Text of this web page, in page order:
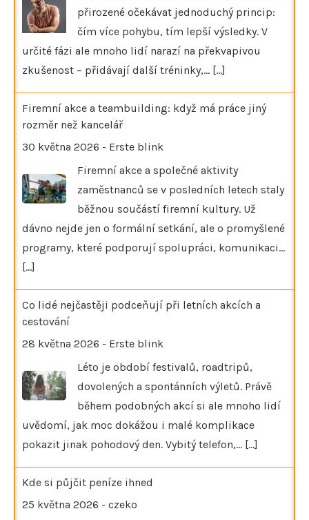
přirozené očekávat jednoduchý princip:
čím více pohybu, tím lepší výsledky. V
určité fázi ale mnoho lidí narazí na překvapivou
zkušenost – přidávají další tréninky,… [...]
Firemní akce a teambuilding: když má práce jiný
rozměr než kancelář
30 května 2026 - Erste blink
Firemní akce a společné aktivity
zaměstnanců se v posledních letech staly
běžnou součástí firemní kultury. Už
dávno nejde jen o formální setkání, ale o promyšlené
programy, které podporují spolupráci, komunikaci…
[...]
Co lidé nejčastěji podceňují při letních akcích a
cestování
28 května 2026 - Erste blink
Léto je období festivalů, roadtripů,
dovolených a spontánních výletů. Právě
během podobných akcí si ale mnoho lidí
uvědomí, jak moc dokážou i malé komplikace
pokazit jinak pohodový den. Vybitý telefon,… [...]
Kde si půjčit peníze ihned
25 května 2026 - czeko